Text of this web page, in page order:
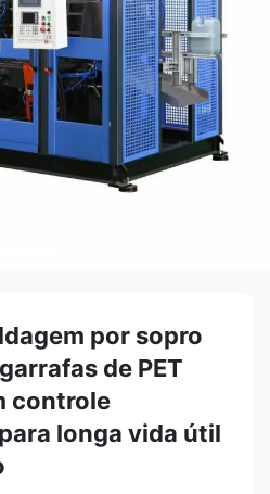
por sopro
de PET
controle
longa vida útil